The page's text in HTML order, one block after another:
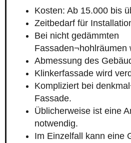
Kosten: Ab 15.000 bis
Zeitbedarf für
Bei nicht gedämmten
Fassaden¬hohlräumen
Abmessung des
Klinkerfassade wird
Kompliziert bei
Fassade.
Üblicherweise ist eine
notwendig.
Im Einzelfall kann eine